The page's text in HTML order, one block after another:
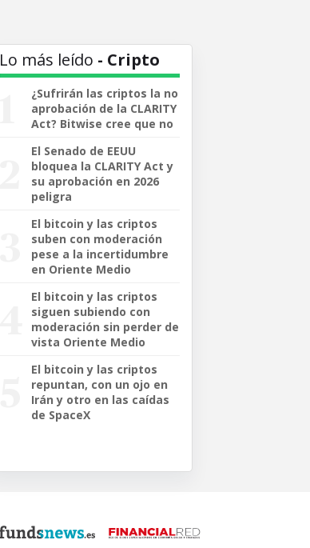
Lo más leído - Cripto
¿Sufrirán las criptos la no
aprobación de la CLARITY
Act? Bitwise cree que no
El Senado de EEUU
bloquea la CLARITY Act y
su aprobación en 2026
peligra
El bitcoin y las criptos
suben con moderación
pese a la incertidumbre
en Oriente Medio
El bitcoin y las criptos
siguen subiendo con
moderación sin perder de
vista Oriente Medio
El bitcoin y las criptos
repuntan, con un ojo en
Irán y otro en las caídas
de SpaceX